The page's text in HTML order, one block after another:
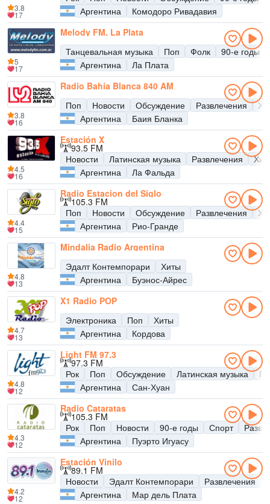
Аргентина
Комодоро Ривадавия
3.8
17
Melody FM, La Plata
Танцевальная музыка
Поп Фолк
90-е годы
Аргентина
Ла Плата
5
17
Radio Bahía Blanca 840 AM
Поп
Новости Обсуждение Развлечения
Аргентина
Баия Бланка
3.8
16
Estación X
93.5 FM
Новости
Латинская музыка Развлечения
Аргентина
Ла Фальда
4.5
16
Radio Estacion del Siglo
105.3 FM
Поп
Новости Обсуждение Развлечения
Аргентина
Рио-Гранде
4.4
15
Mindalia Radio Argentina
Эдалт Контемпорари
Хиты
Аргентина
Буэнос-Айрес
4.8
13
X1 Radio POP
Электроника
Поп
Хиты
Аргентина
Кордова
4.7
13
Light FM 97.3
97.3 FM
Рок
Поп Обсуждение Латинская музыка
Аргентина
Сан-Хуан
4.8
12
Radio Cataratas
105.3 FM
Рок
Поп Новости 90-е годы Спорт
Аргентина
Пуэрто Игуасу
4.3
12
Estación Vinilo
89.1 FM
Новости
Эдалт Контемпорари Развлечения
Аргентина
Мар дель Плата
4.2
12